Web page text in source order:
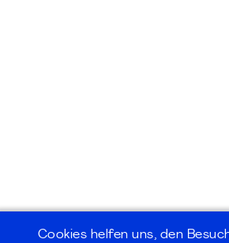
Cookies helfen uns, den